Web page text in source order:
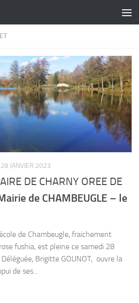
28 JANVIER 2023
DE CHARNY OREE DE
de CHAMBEUGLE – le
de Chambeugle, fraichement
fushia, est pleine ce samedi 28
Brigitte GOUNOT, ouvre la
de ses...